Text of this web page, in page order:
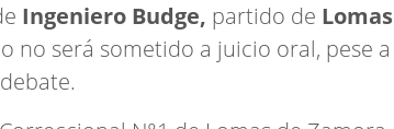
Ingeniero Budge, partido de Lomas
no será sometido a juicio oral, pese a